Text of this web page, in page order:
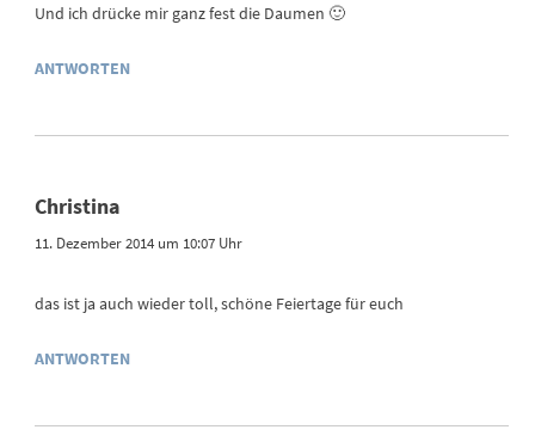
Und ich drücke mir ganz fest die Daumen 🙂
ANTWORTEN
Christina
11. Dezember 2014 um 10:07 Uhr
das ist ja auch wieder toll, schöne Feiertage für euch
ANTWORTEN